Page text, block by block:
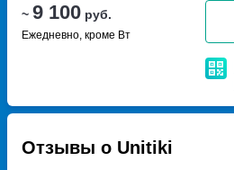
~ 9 100 руб.
Ежедневно, кроме Вт
Отзывы о Unitiki